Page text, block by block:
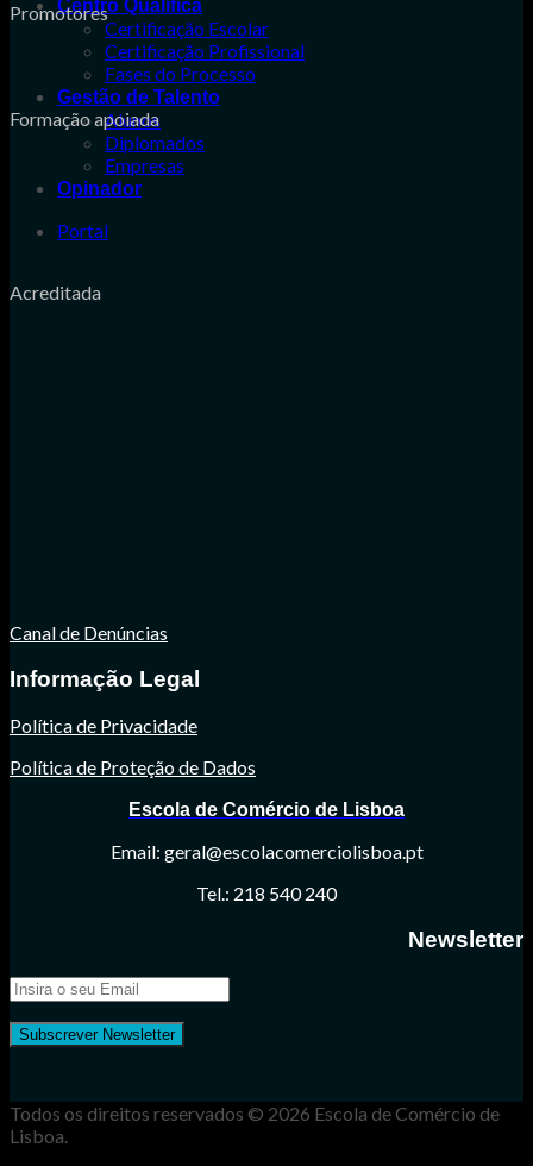
Centro Qualifica
Certificação Escolar
Certificação Profissional
Fases do Processo
Gestão de Talento
Alunos
Diplomados
Empresas
Opinador
Portal
Promotores
Formação apoiada
Acreditada
Canal de Denúncias
Informação Legal
Política de Privacidade
Política de Proteção de Dados
Escola de Comércio de Lisboa
Email: geral@escolacomerciolisboa.pt
Tel.: 218 540 240
Newsletter
Todos os direitos reservados © 2026 Escola de Comércio de
Lisboa.